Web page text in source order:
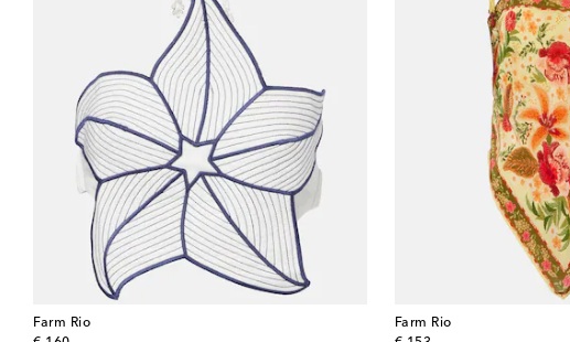
Farm Rio
Farm Rio